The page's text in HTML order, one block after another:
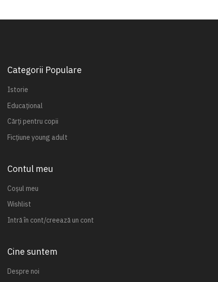
Categorii Populare
Istorie
Educațional
Cărți pentru copii
Ficțiune young adult
Contul meu
Coșul meu
Wishlist
Intră în cont/creează un cont
Cine suntem
Despre noi